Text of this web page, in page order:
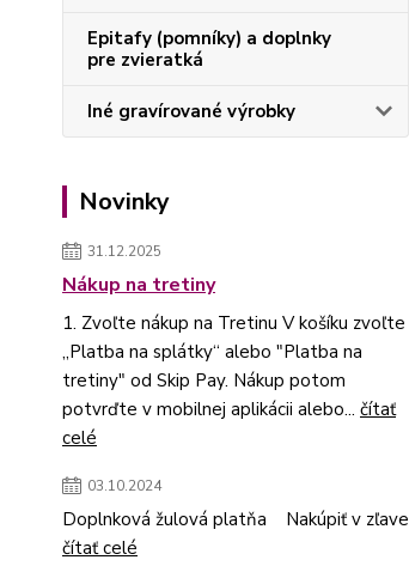
Epitafy (pomníky) a doplnky
pre zvieratká
Iné gravírované výrobky
Novinky
31.12.2025
Nákup na tretiny
1. Zvoľte nákup na Tretinu V košíku zvoľte
„Platba na splátky“ alebo "Platba na
tretiny" od Skip Pay. Nákup potom
potvrďte v mobilnej aplikácii alebo... čítať
celé
03.10.2024
Doplnková žulová platňa Nakúpiť v zľave
čítať celé